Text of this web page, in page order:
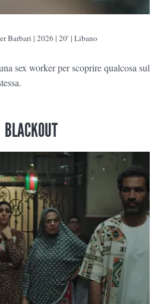
Barbari | 2026 | 20′ | Libano
sex worker per scoprire qualcosa sul
BLACKOUT